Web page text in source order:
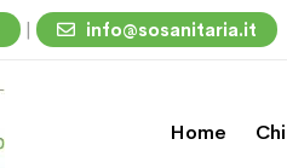
| info@sosanitaria.it
Home